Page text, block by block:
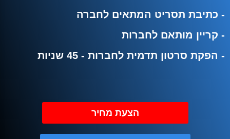
- כתיבת תסריט המתאים לחברה
- קריין מותאם לחברות
- הפקת סרטון תדמית לחברות - 45 שניות
הצעת מחיר